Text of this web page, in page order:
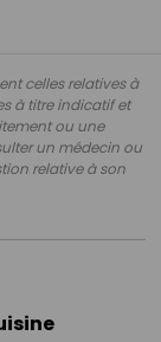
celles relatives à
à titre indicatif et
ou une
un médecin ou
relative à son